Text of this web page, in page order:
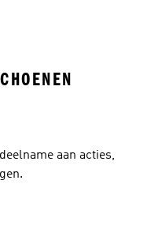
aan acties,